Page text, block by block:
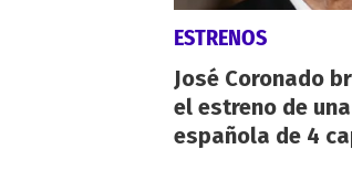
ESTRENOS
José Coronado
el estreno de
española de 4